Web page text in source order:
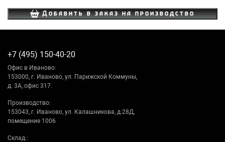
Добавить в заказ на производство
+7 (495) 150-40-20
Офис в Иваново:
153000, г. Иваново, ул. Парижской Коммуны,
д. 3А, офис 317.
Производство:
153043, г. Иваново, ул. Калашникова, д.28Д,
помещение 1006
Склад::